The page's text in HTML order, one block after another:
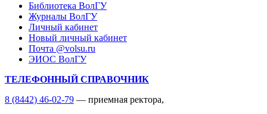
Библиотека ВолГУ
Журналы ВолГУ
Личный кабинет
Новый личный кабинет
Почта @volsu.ru
ЭИОС ВолГУ
ТЕЛЕФОННЫЙ СПРАВОЧНИК
8 (8442) 46-02-79 — приемная ректора,